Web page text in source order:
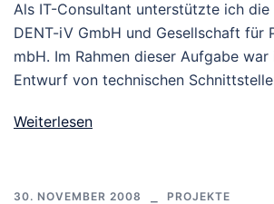
Als IT-Consultant unterstützte ich die
DENT-iV GmbH und Gesellschaft für
mbH. Im Rahmen dieser Aufgabe war
Entwurf von technischen
Weiterlesen
30. NOVEMBER 2008 PROJEKTE